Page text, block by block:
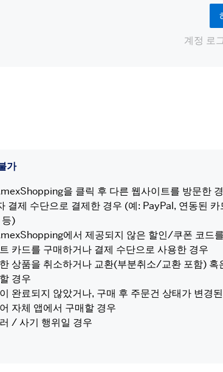
계정 로
가
을 클릭 후 다른 웹사이트를 방문한
결제 수단으로 결제한 경우 (예: PayPal, 연동된 카
등)
에서 제공되지 않은 할인/쿠폰 코드
카드를 구매하거나 결제 수단으로 사용한 경우
상품을 취소하거나 교환(부분취소/교환 포함) 혹
경우
완료되지 않았거나, 구매 후 주문건 상태가 변경
자체 앱에서 구매할 경우
/ 사기 행위일 경우